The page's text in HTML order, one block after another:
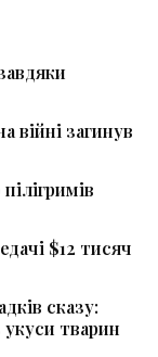
війні загинув
$12 тисяч
сказу:
тварин